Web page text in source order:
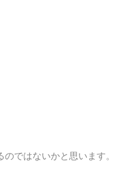
ではないかと思います。